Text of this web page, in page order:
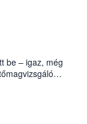
be – igaz, még
Győző által